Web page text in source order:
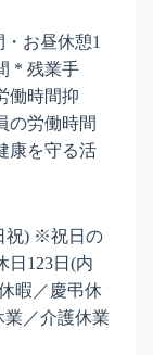
お昼休憩1
* 残業手
働時間抑
の労働時間
康を守る活
祝) ※祝日の
日123日(内
暇／慶弔休
／介護休業